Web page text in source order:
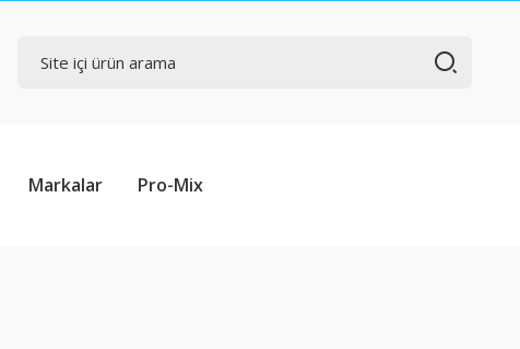
Markalar Pro-Mix